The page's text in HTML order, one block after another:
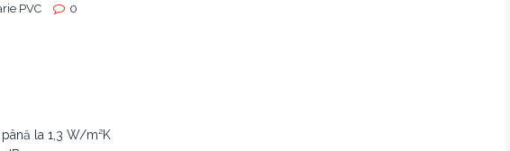
PVC 0
la 1,3 W/m²K